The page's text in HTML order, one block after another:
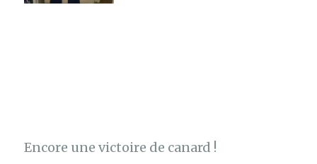
Encore une victoire de canard !